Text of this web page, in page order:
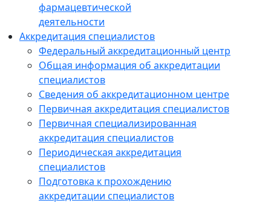
фармацевтической
деятельности
Аккредитация специалистов
Федеральный аккредитационный центр
Общая информация об аккредитации
специалистов
Сведения об аккредитационном центре
Первичная аккредитация специалистов
Первичная специализированная
аккредитация специалистов
Периодическая аккредитация
специалистов
Подготовка к прохождению
аккредитации специалистов